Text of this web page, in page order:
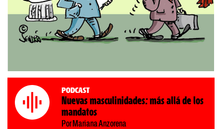
Podcast
Nuevas masculinidades: más allá de los
mandatos
Por Mariana Anzorena